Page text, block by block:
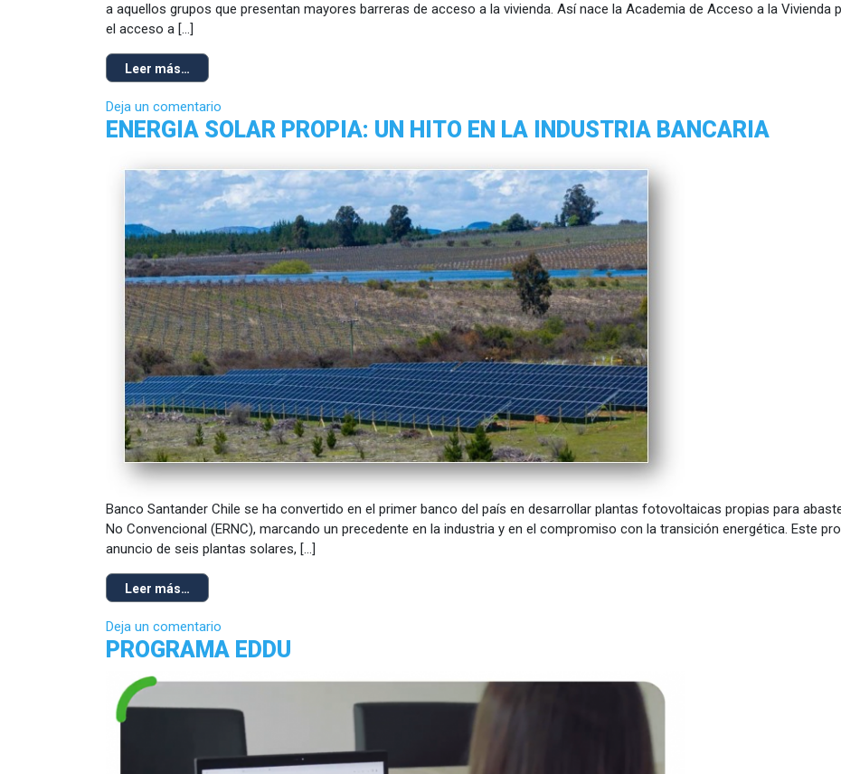
a aquellos grupos que presentan mayores barreras de acceso a la vivienda. Así nace la Academia de Acceso a la
el acceso a […]
Leer más…
Deja un comentario
ENERGIA SOLAR PROPIA: UN HITO EN LA INDUSTRIA BANCARIA
Banco Santander Chile se ha convertido en el primer banco del país en desarrollar plantas fotovoltaicas propias para
No Convencional (ERNC), marcando un precedente en la industria y en el compromiso con la transición energética. Este
anuncio de seis plantas solares, […]
Leer más…
Deja un comentario
PROGRAMA EDDU